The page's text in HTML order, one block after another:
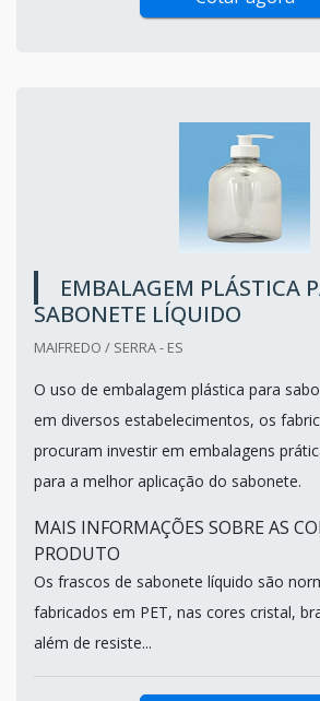
EMBALAGEM PLÁSTICA
SABONETE LÍQUIDO
MAIFREDO / SERRA - ES
O uso de embalagem plástica para
em diversos estabelecimentos, os
procuram investir em embalagens
para a melhor aplicação do sabonete.
MAIS INFORMAÇÕES SOBRE AS
PRODUTO
Os frascos de sabonete líquido são
fabricados em PET, nas cores cristal,
além de resiste...